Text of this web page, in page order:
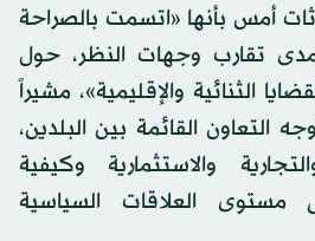
أمس بأنها «اتسمت بالصراحة
تقارب وجهات النظر، حول
الثنائية والإقليمية»، مشيراً
التعاون القائمة بين البلدين،
والاستثمارية وكيفية
مستوى العلاقات السياسية